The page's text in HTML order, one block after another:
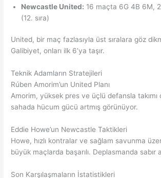
Newcastle United: 16 maçta 6G 4B 6M,
(12. sıra)
United, bir maç fazlasıyla üst sıralara göz
Galibiyet, onları ilk 6’ya taşır.
Teknik Adamların Stratejileri
Rúben Amorim’un United Planı
Amorim, yüksek pres ve üçlü defansla
sahada hücum gücü artmış görünüyor.
Eddie Howe’un Newcastle Taktikleri
Howe, hızlı kontralar ve sağlam savunma
büyük maçlarda başarılı. Deplasmanda sabır
Son Karşılaşmaların İstatistikleri